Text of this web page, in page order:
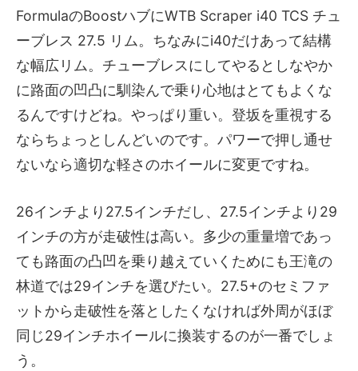
FormulaのBoostハブにWTB Scraper i40 TCS チュ
ーブレス 27.5 リム。ちなみにi40だけあって結構
な幅広リム。チューブレスにしてやるとしなやか
に路面の凹凸に馴染んで乗り心地はとてもよくな
るんですけどね。やっぱり重い。登坂を重視する
ならちょっとしんどいのです。パワーで押し通せ
ないなら適切な軽さのホイールに変更ですね。
26インチより27.5インチだし、27.5インチより29
インチの方が走破性は高い。多少の重量増であっ
ても路面の凸凹を乗り越えていくためにも王滝の
林道では29インチを選びたい。27.5+のセミファ
ットから走破性を落としたくなければ外周がほぼ
同じ29インチホイールに換装するのが一番でしょ
う。